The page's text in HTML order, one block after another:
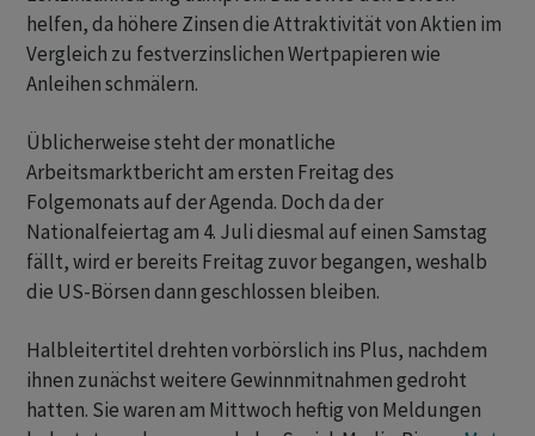
helfen, da höhere Zinsen die Attraktivität von Aktien im
Vergleich zu festverzinslichen Wertpapieren wie
Anleihen schmälern.
Üblicherweise steht der monatliche
Arbeitsmarktbericht am ersten Freitag des
Folgemonats auf der Agenda. Doch da der
Nationalfeiertag am 4. Juli diesmal auf einen Samstag
fällt, wird er bereits Freitag zuvor begangen, weshalb
die US-Börsen dann geschlossen bleiben.
Halbleitertitel drehten vorbörslich ins Plus, nachdem
ihnen zunächst weitere Gewinnmitnahmen gedroht
hatten. Sie waren am Mittwoch heftig von Meldungen